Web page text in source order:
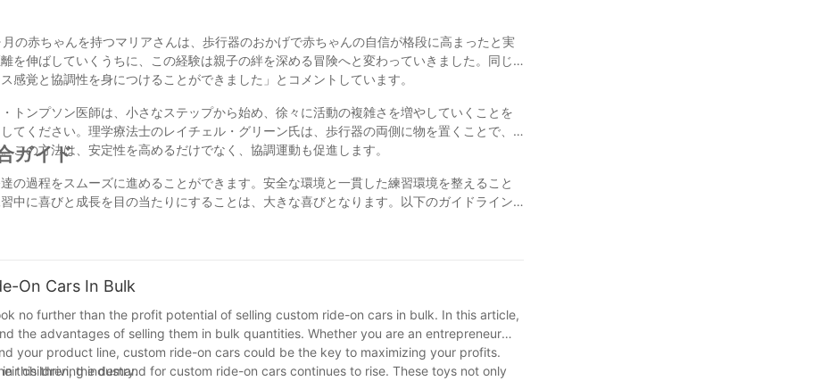
の赤ちゃんを持つマリアさんは、歩行器のおかげで赤ちゃんの自信が格段に高まったと実
を伸ばしていくうちに、この経験は親子の絆を深める冒険へと変わっていきました。同じ
覚と協調性を身につけることができました」とコメントしています。
トンプソン医師は、小さなステップから始め、徐々に活動の複雑さを増やしていくことを
ください。理学療法士のレイチェル・グリーン氏は、歩行器の両側に物を置くことで、
の方法は、安定性を高めるだけでなく、協調運動も促進します。
ガイド
の過程をスムーズに進めることができます。安全な環境と一貫した練習環境を整えること
中に喜びと成長を目の当たりにすることは、大きな喜びとなります。以下のガイドライン
様性を取り入れ、赤ちゃんと一緒に一歩一歩をお祝いすることで、早期発達は喜びに満
On Cars In Bulk
no further than the profit potential of selling custom ride-on cars in bulk. In this article,
the advantages of selling them in bulk quantities. Whether you are an entrepreneur
your product line, custom ride-on cars could be the key to maximizing your profits.
this thriving industry.
children, the demand for custom ride-on cars continues to rise. These toys not only